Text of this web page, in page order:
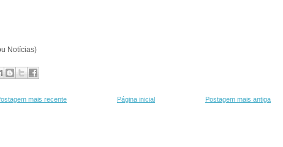
Notícias)
mais recente Postagem mais antiga
Página inicial